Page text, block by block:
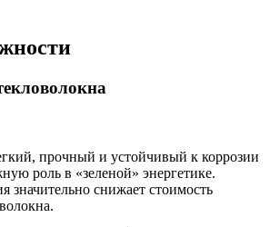
прочный и устойчивый к коррозии
роль в «зеленой» энергетике.
значительно снижает стоимость